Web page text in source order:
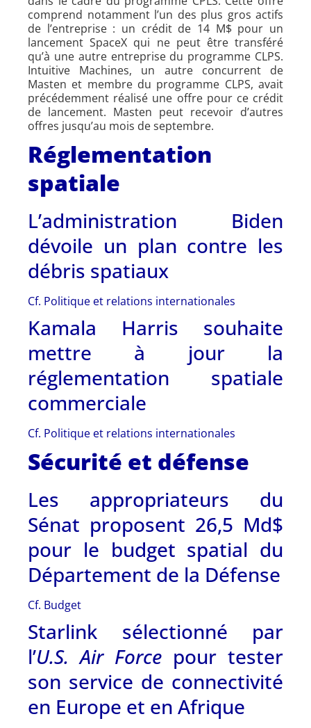
comprend notamment l’un des plus gros actifs
de l’entreprise : un crédit de 14 M$ pour un
lancement SpaceX qui ne peut être transféré
qu’à une autre entreprise du programme CLPS.
Intuitive Machines, un autre concurrent de
Masten et membre du programme CLPS, avait
précédemment réalisé une offre pour ce crédit
de lancement. Masten peut recevoir d’autres
offres jusqu’au mois de septembre.
Réglementation
spatiale
L’administration Biden
dévoile un plan contre les
débris spatiaux
Cf. Politique et relations internationales
Kamala Harris souhaite
mettre à jour la
réglementation spatiale
commerciale
Cf. Politique et relations internationales
Sécurité et défense
Les appropriateurs du
Sénat proposent 26,5 Md$
pour le budget spatial du
Département de la Défense
Cf. Budget
Starlink sélectionné par
l’U.S. Air Force pour tester
son service de connectivité
en Europe et en Afrique